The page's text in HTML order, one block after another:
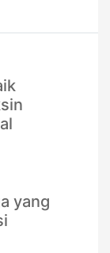
yang